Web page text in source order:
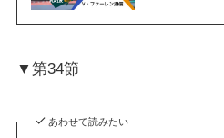
▼第34節
あわせて読みたい